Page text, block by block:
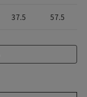
37.5 57.5